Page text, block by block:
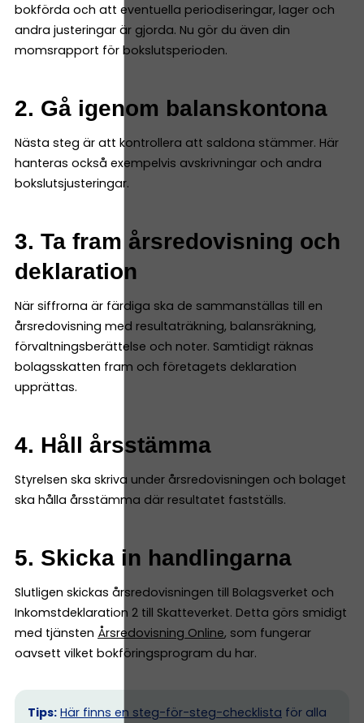
bokförda och att eventuella periodiseringar, lager och
andra justeringar är gjorda. Nu gör du även din
momsrapport för bokslutsperioden.
2. Gå igenom balanskontona
Nästa steg är att kontrollera att saldona stämmer. Här
hanteras också exempelvis avskrivningar och andra
bokslutsjusteringar.
3. Ta fram årsredovisning och
deklaration
När siffrorna är färdiga ska de sammanställas till en
årsredovisning med resultaträkning, balansräkning,
förvaltningsberättelse och noter. Samtidigt räknas
bolagsskatten fram och företagets deklaration
upprättas.
4. Håll årsstämma
Styrelsen ska skriva under årsredovisningen och bolaget
ska hålla årsstämma där resultatet fastställs.
5. Skicka in handlingarna
Slutligen skickas årsredovisningen till Bolagsverket och
Inkomstdeklaration 2 till Skatteverket. Detta görs smidigt
med tjänsten Årsredovisning Online, som fungerar
oavsett vilket bokföringsprogram du har.
Tips: Här finns en steg-för-steg-checklista för alla